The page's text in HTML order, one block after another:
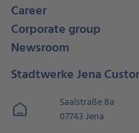
Career
Corporate group
Newsroom
Stadtwerke Jena
Saalstraße 8a
07743 Jena